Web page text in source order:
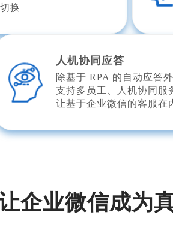
换
人机协同应答
除基于 RPA 的自动应答外
支持多员工、人机协同服
让基于企业微信的客服在
企业微信成为